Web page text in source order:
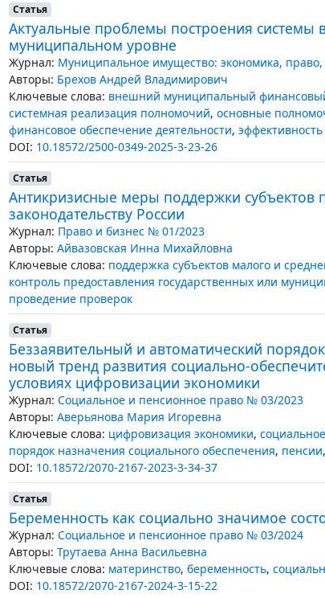
Статья
Актуальные проблемы построения системы
муниципальном уровне
Журнал: Муниципальное имущество: экономика,
Авторы: Брехов Андрей Владимирович
Ключевые слова: внешний муниципальный
системная реализация полномочий, основные
финансовое обеспечение деятельности,
DOI: 10.18572/2500-0349-2025-3-23-26
Статья
Антикризисные меры поддержки
законодательству России
Журнал: Право и бизнес № 01/2023
Авторы: Айвазовская Инна Михайловна
Ключевые слова: поддержка субъектов малого и
контроль предоставления государственных или
проведение проверок
Статья
Беззаявительный и автоматический
новый тренд развития социально-
условиях цифровизации экономики
Журнал: Социальное и пенсионное право № 03/2023
Авторы: Аверьянова Мария Игоревна
Ключевые слова: цифровизация экономики,
порядок назначения социального обеспечения, пенсии,
DOI: 10.18572/2070-2167-2023-3-34-37
Статья
Беременность как социально значимое
Журнал: Социальное и пенсионное право № 03/2024
Авторы: Трутаева Анна Васильевна
Ключевые слова: материнство, беременность,
DOI: 10.18572/2070-2167-2024-3-15-22